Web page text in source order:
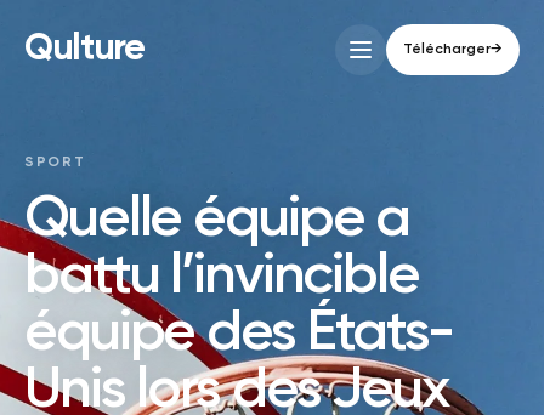
Qulture Télécharger→
SPORT
Quelle équipe a
battu l’invincible
équipe des États-
Unis lors des Jeux